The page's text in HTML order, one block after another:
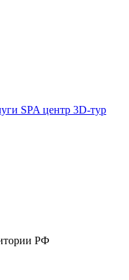
SPA центр 3D-тур
РФ